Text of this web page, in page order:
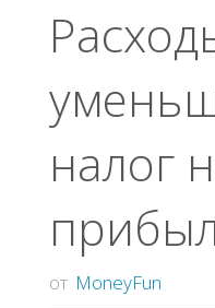
налог
от MoneyFun